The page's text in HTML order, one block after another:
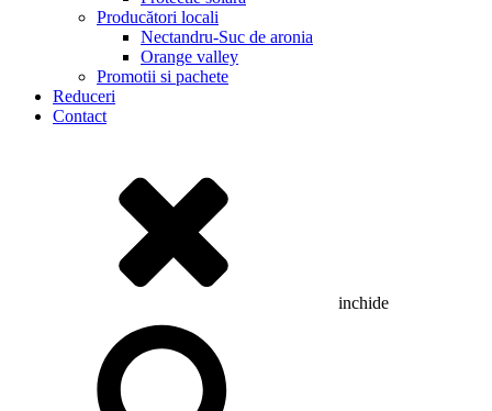
Producători locali
Nectandru-Suc de aronia
Orange valley
Promotii si pachete
Reduceri
Contact
inchide